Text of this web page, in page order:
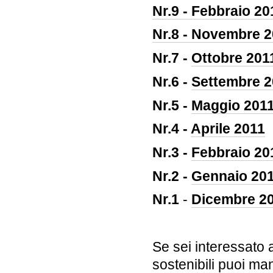
Nr.9 - Febbraio
Nr.8 - Novembre
Nr.7 - Ottobre
Nr.6 - Settembre
Nr.5 - Maggio
Nr.4 - Aprile 2011
Nr.3 - Febbraio
Nr.2 - Gennaio
Nr.1- Dicembre
Se sei interessato
sostenibili puoi